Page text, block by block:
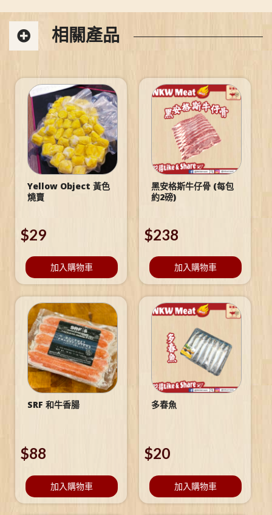
相關產品
Yellow Object 黃色
燒賣
$29
加入購物車
黑安格斯牛仔骨 (每包
約2磅)
$238
加入購物車
SRF 和牛香腸
$88
加入購物車
多春魚
$20
加入購物車